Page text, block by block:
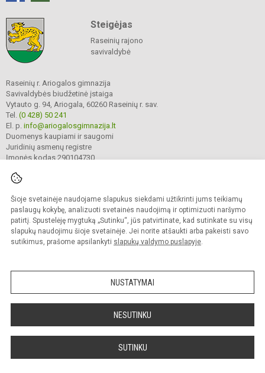
Šioje svetainėje naudojame slapukus siekdami užtikrinti jums teikiamų
paslaugų kokybę, analizuoti svetainės naudojimą ir optimizuoti naršymo
patirtį. Spustelėję mygtuką „Sutinku“, jūs patvirtinate, kad sutinkate su visų
slapukų naudojimu šioje svetainėje. Jei norite atšaukti arba pakeisti savo
sutikimus, prašome apsilankyti slapukų valdymo puslapyje.
NUSTATYMAI
NESUTINKU
SUTINKU
Steigėjas
Raseinių rajono
savivaldybė
Raseinių r. Ariogalos gimnazija
Savivaldybės biudžetinė įstaiga
Vytauto g. 94, Ariogala, 60260 Raseinių r. sav.
Tel. (0 428) 50 241
El. p. info@ariogalosgimnazija.lt
Duomenys kaupiami ir saugomi
Juridinių asmenų registre
Įmonės kodas 290104730
© 2022. Raseinių r. Ariogalos gimnazija. Visos teisės saugomos.
Kopijuoti turinį be raštiško gimnazijos sutikimo griežtai draudžiama.
Prieinamumo paraiška Slapukų valdymas
Sumanus būdas atnaujinti